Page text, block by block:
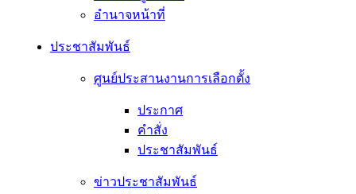
อํานาจหน้าที่
ประชาสัมพันธ์
ศูนย์ประสานงานการเลือกตั้ง
ประกาศ
คำสั่ง
ประชาสัมพันธ์
ข่าวประชาสัมพันธ์